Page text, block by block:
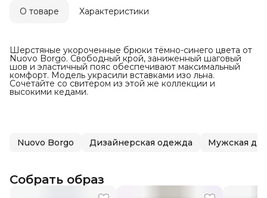
Оплата после примерки
О товаре Характеристики
Шерстяные укороченные брюки тёмно-синего цвета от
Nuovo Borgo. Свободный крой, заниженный шаговый
шов и эластичный пояс обеспечивают максимальный
комфорт. Модель украсили вставками изо льна.
Сочетайте со свитером из этой же коллекции и
высокими кедами.
Nuovo Borgo Дизайнерская одежда Мужская
Собрать образ